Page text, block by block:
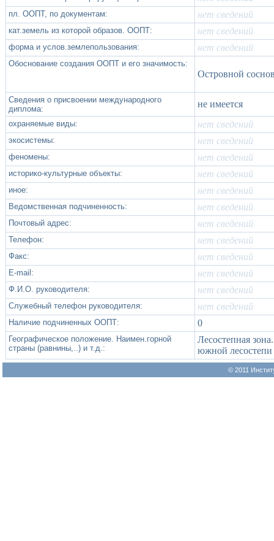
пл. ООПТ, по документам: нет сведений
кат.земель из которой образов. ООПТ: нет сведений
форма и услов.землепользования: нет сведений
Обоснование создания ООПТ и его значимость:
Островной
Сведения о присвоении международного
диплома:
не имеется
охраняемые виды: нет сведений
экосистемы: нет сведений
феномены: нет сведений
историко-культурные объекты: нет сведений
иное: нет сведений
Ведомственная подчиненность: нет сведений
Почтовый адрес: нет сведений
Телефон: нет сведений
Факс: нет сведений
Е-mail: нет сведений
Ф.И.О. руководителя: нет сведений
Служебный телефон руководителя: нет сведений
Наличие подчиненных ООПТ: 0
Географическое положение. Наимен.горной
страны (равнины,..) и т.д.:
Лесостепная
южной
© 2011